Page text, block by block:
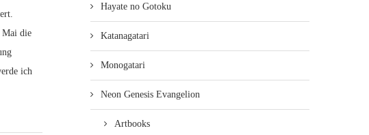
Mai die
ich
Hayate no Gotoku
Katanagatari
Monogatari
Neon Genesis Evangelion
Artbooks